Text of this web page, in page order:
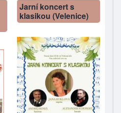
Jarní koncert s
klasikou (Velenice)